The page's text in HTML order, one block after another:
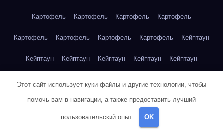
Картофель Картофель Картофель Картофель
Картофель Картофель Картофель Картофель Кейптаун
Кейптаун Кейптаун Кейптаун Кейптаун Кейптаун
Кейптаун Кейптаун Кейптаун Кейптаун Кейптаун
Кейптаун Кейптаун Кейптаун
Этот сайт использует куки-файлы и другие технологии, чтобы
помочь вам в навигации, а также предоставить лучший
пользовательский опыт. OK